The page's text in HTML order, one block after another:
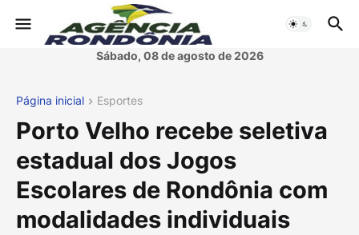
Sábado, 08 de agosto de 2026
Página inicial Esportes
Porto Velho recebe seletiva
estadual dos Jogos
Escolares de Rondônia com
modalidades individuais